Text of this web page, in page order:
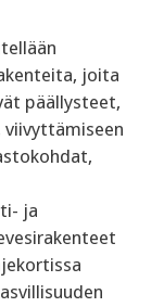
joita
päällysteet,
ja